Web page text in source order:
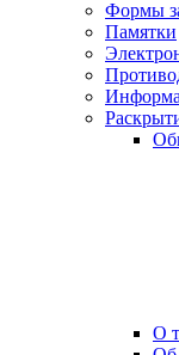
Формы
Памятки
О